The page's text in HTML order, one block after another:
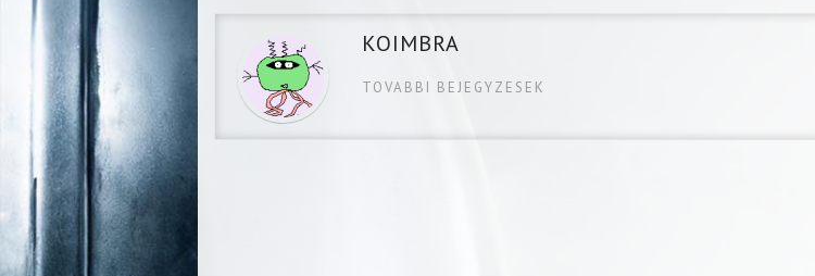
KOIMBRA
TOVABBI BEJEGYZESEK